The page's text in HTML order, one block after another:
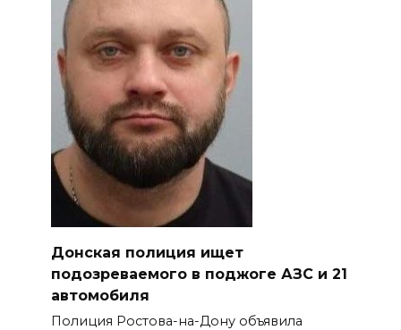
Донская полиция ищет
подозреваемого в поджоге АЗС и 21
автомобиля
Полиция Ростова-на-Дону объявила